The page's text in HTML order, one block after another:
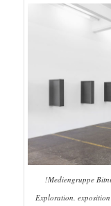
!Mediengruppe
Exploration.